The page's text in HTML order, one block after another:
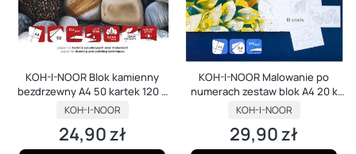
KOH-I-NOOR Blok kamienny
bezdrzewny A4 50 kartek 120 g
ArtStone
PRODUCENT
KOH-I-NOOR
Cena
24,90 zł
KOH-I-NOOR Malowanie po
numerach zestaw blok A4 20 k
250 g
PRODUCENT
KOH-I-NOOR
Cena
29,90 zł